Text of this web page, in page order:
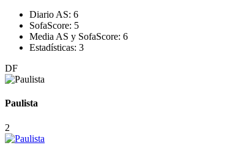
Diario AS: 6
SofaScore: 5
Media AS y SofaScore: 6
Estadísticas: 3
DF
Paulista
2